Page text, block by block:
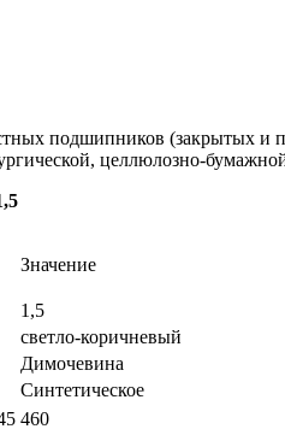
подшипников (закрытых
целлюлозно-
Значение
1,5
светло-коричневый
Димочевина
Синтетическое
460